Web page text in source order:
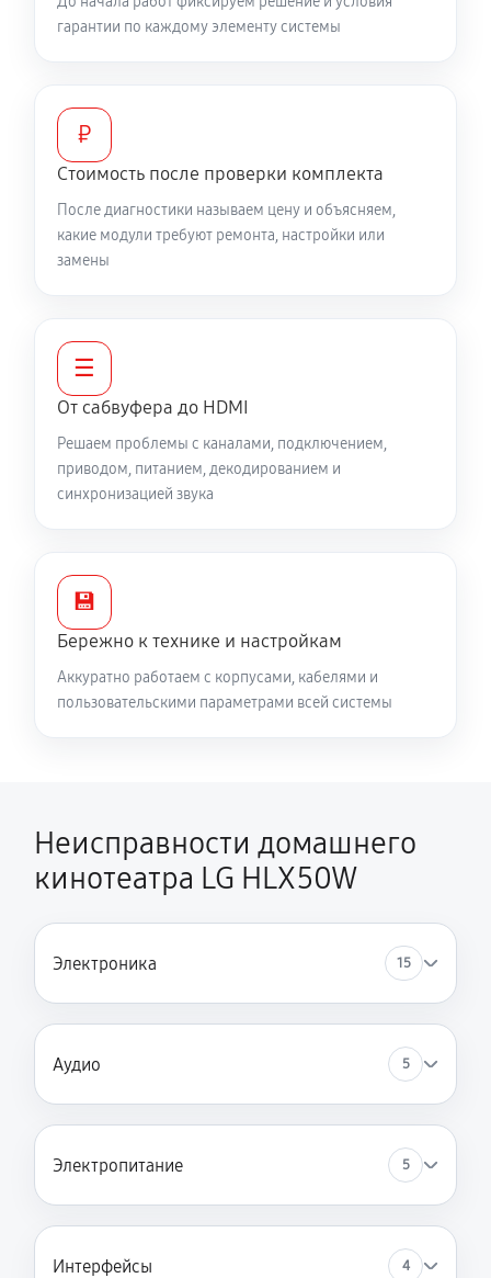
гарантии по каждому элементу системы
₽
Стоимость после проверки комплекта
После диагностики называем цену и объясняем,
какие модули требуют ремонта, настройки или
замены
☰
От сабвуфера до HDMI
Решаем проблемы с каналами, подключением,
приводом, питанием, декодированием и
синхронизацией звука
💾
Бережно к технике и настройкам
Аккуратно работаем с корпусами, кабелями и
пользовательскими параметрами всей системы
Неисправности домашнего
кинотеатра LG HLX50W
Электроника 15
Аудио 5
Электропитание 5
Интерфейсы 4